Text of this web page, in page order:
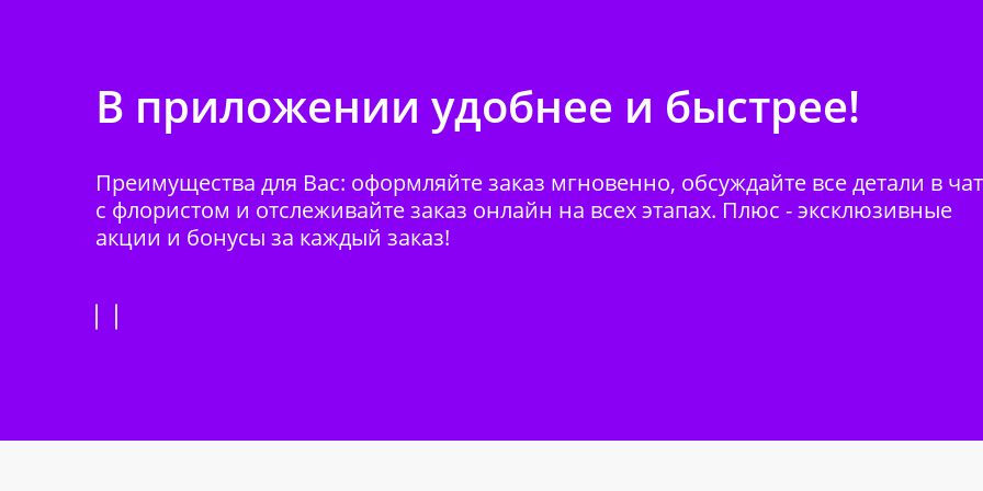
В приложении удобнее и быстрее!
Преимущества для Вас: оформляйте заказ мгновенно, обсуждайте все детали в
с флористом и отслеживайте заказ онлайн на всех этапах. Плюс - эксклюзивные
акции и бонусы за каждый заказ!